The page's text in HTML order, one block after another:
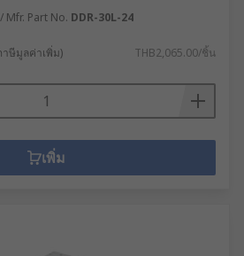
Mfr. Part No. DDR-30L-24
ษีมูลค่าเพิ่ม) THB2,065.00/ชิ้น
เพิ่ม